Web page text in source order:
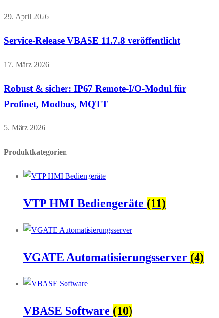
29. April 2026
Service-Release VBASE 11.7.8 veröffentlicht
17. März 2026
Robust & sicher: IP67 Remote-I/O-Modul für
Profinet, Modbus, MQTT
5. März 2026
Produktkategorien
VTP HMI Bediengeräte (11)
VGATE Automatisierungsserver (4)
VBASE Software (10)